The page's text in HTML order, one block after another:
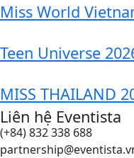
Miss World
Teen Universe
MISS THAILAND
Liên hệ Eventista
(+84) 832 338 688